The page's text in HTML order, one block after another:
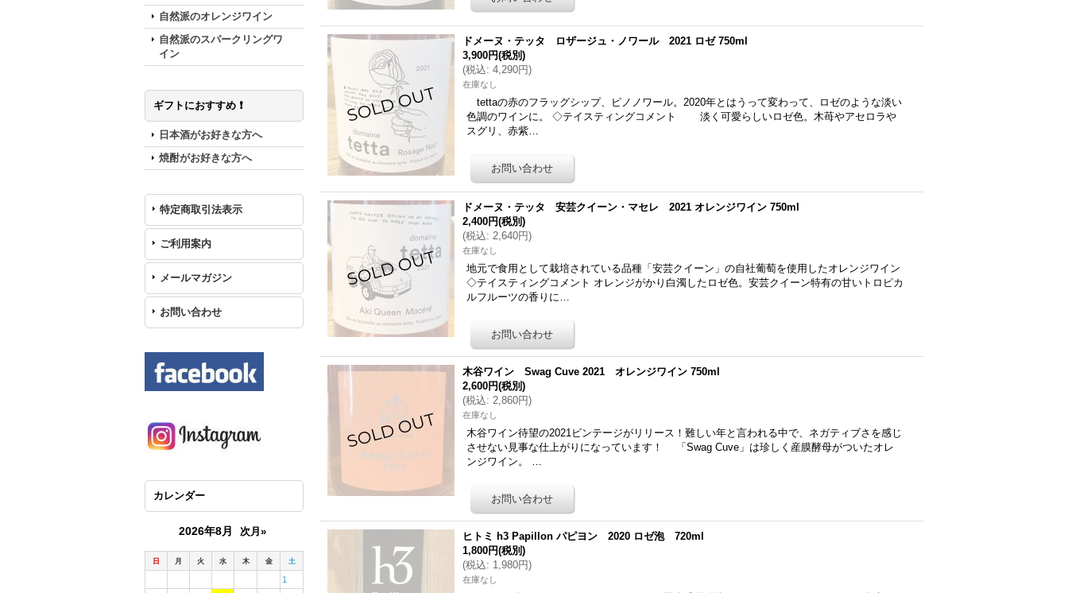
自然派のオレンジワイン
自然派のスパークリングワ
イン
ギフトにおすすめ ❗️
日本酒がお好きな方へ
焼酎がお好きな方へ
特定商取引法表示
ご利用案内
メールマガジン
お問い合わせ
カレンダー
2026年8月 次月»
日 月 火 水 木 金 土
1
ドメーヌ・テッタ ロザージュ・ノワール 2021 ロゼ 750ml
3,900円(税別)
(税込: 4,290円)
在庫なし
tettaの赤のフラッグシップ、ピノノワール。2020年とはうって変わって、ロゼのような淡い
色調のワインに。 ◇テイスティングコメント 淡く可愛らしいロゼ色。木苺やアセロラや
スグリ、赤紫…
ドメーヌ・テッタ 安芸クイーン・マセレ 2021 オレンジワイン 750ml
2,400円(税別)
(税込: 2,640円)
在庫なし
地元で食用として栽培されている品種「安芸クイーン」の自社葡萄を使用したオレンジワイン
◇テイスティングコメント オレンジがかり白濁したロゼ色。安芸クイーン特有の甘いトロピカ
ルフルーツの香りに…
木谷ワイン Swag Cuve 2021 オレンジワイン 750ml
2,600円(税別)
(税込: 2,860円)
在庫なし
木谷ワイン待望の2021ビンテージがリリース！難しい年と言われる中で、ネガティブさを感じ
させない見事な仕上がりになっています！ 「Swag Cuve」は珍しく産膜酵母がついたオレ
ンジワイン。 …
ヒトミ h3 Papillon パピヨン 2020 ロゼ泡 720ml
1,800円(税別)
(税込: 1,980円)
在庫なし